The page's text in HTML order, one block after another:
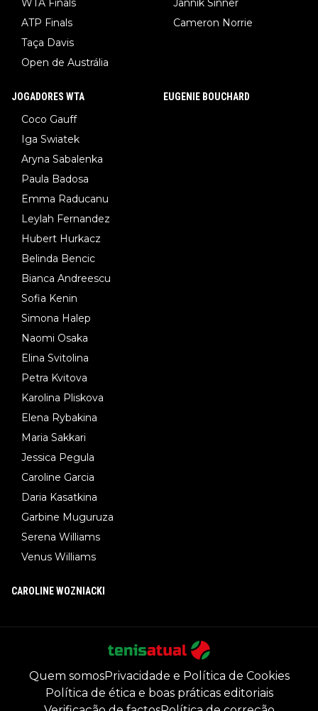
WTA Finals
ATP Finals
Taça Davis
Open de Austrália
Jannik Sinner
Cameron Norrie
JOGADORES WTA
Coco Gauff
Iga Swiatek
Aryna Sabalenka
Paula Badosa
Emma Raducanu
Leylah Fernandez
Hubert Hurkacz
Belinda Bencic
Bianca Andreescu
Sofia Kenin
Simona Halep
Naomi Osaka
Elina Svitolina
Petra Kvitova
Karolina Pliskova
Elena Rybakina
Maria Sakkari
Jessica Pegula
Caroline Garcia
Daria Kasatkina
Garbine Muguruza
Serena Williams
Venus Williams
EUGENIE BOUCHARD
CAROLINE WOZNIACKI
Quem somosPrivacidade e Política de Cookies
Política de ética e boas práticas editoriais